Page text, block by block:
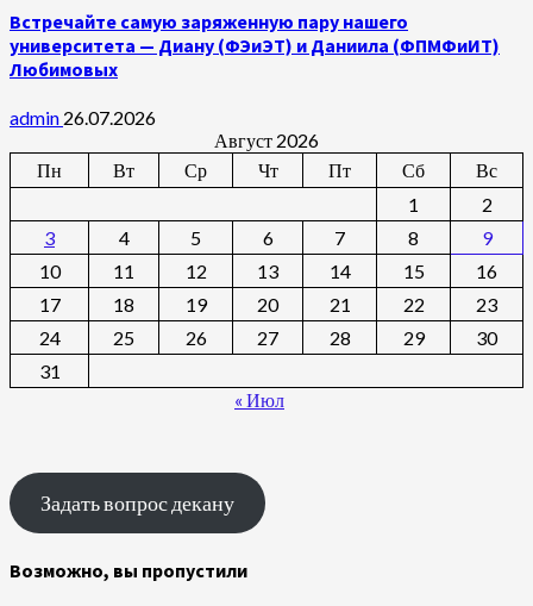
Встречайте самую заряженную пару нашего
университета — Диану (ФЭиЭТ) и Даниила (ФПМФиИТ)
Любимовых
admin 26.07.2026
Август 2026
Пн
Вт Ср Чт Пт Сб
Вс
1
2
3
4 5 6 7 8
9
10
11 12 13 14 15
16
17
18 19 20 21 22
23
24
25 26 27 28 29
30
31
« Июл
Задать вопрос декану
Возможно, вы пропустили